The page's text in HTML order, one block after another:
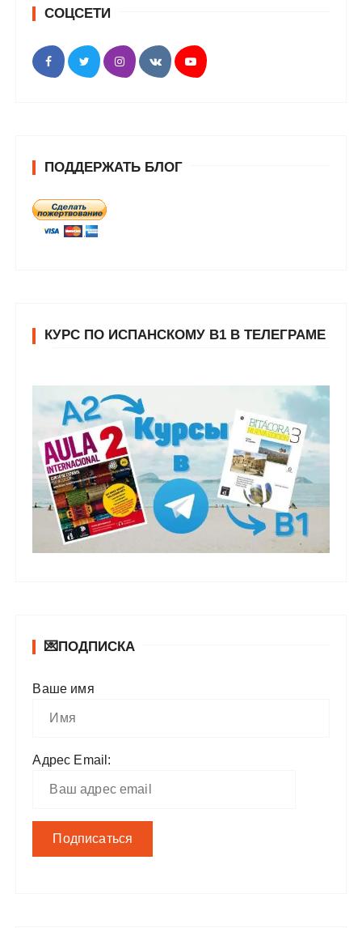
СОЦСЕТИ
ПОДДЕРЖАТЬ БЛОГ
КУРС ПО ИСПАНСКОМУ В1 В ТЕЛЕГРАМЕ
💌ПОДПИСКА
Ваше имя
Адрес Email: